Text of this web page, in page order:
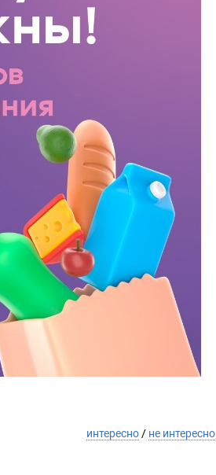
интересно / не интересно